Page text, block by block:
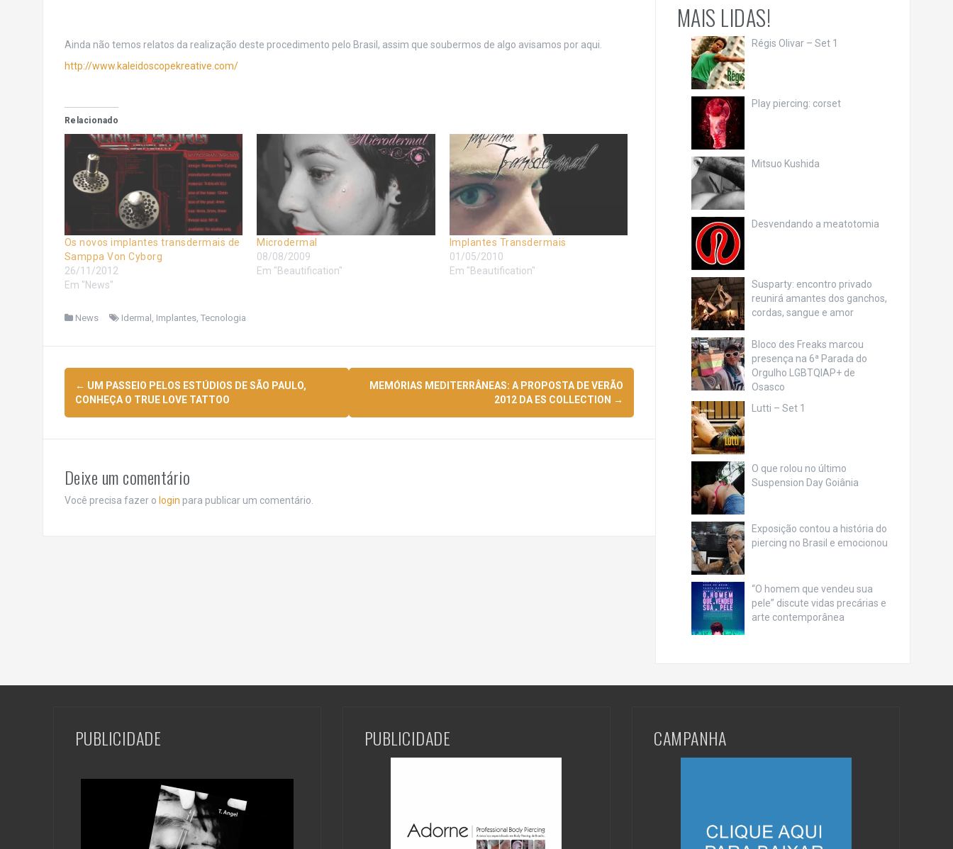
Ainda não temos relatos da realização deste procedimento pelo Brasil, assim que soubermos de algo avisamos por aqui.
http://www.kaleidoscopekreative.com/
Relacionado
Os novos implantes transdermais de
Samppa Von Cyborg
26/11/2012
Em "News"
Microdermal
08/08/2009
Em "Beautification"
Implantes Transdermais
01/05/2010
Em "Beautification"
News Idermal , Implantes, Tecnologia
Navegação
de
← UM PASSEIO PELOS ESTÚDIOS DE SÃO PAULO,
CONHEÇA O TRUE LOVE TATTOO
MEMÓRIAS MEDITERRÂNEAS: A PROPOSTA DE VERÃO
2012 DA ES COLLECTION →
Deixe um comentário
Você precisa fazer o login para publicar um comentário.
MAIS LIDAS!
Régis Olivar – Set 1
Play piercing: corset
Mitsuo Kushida
Desvendando a meatotomia
Susparty: encontro privado
reunirá amantes dos ganchos,
cordas, sangue e amor
Bloco des Freaks marcou
presença na 6ª Parada do
Orgulho LGBTQIAP+ de
Osasco
Lutti – Set 1
O que rolou no último
Suspension Day Goiânia
Exposição contou a história do
piercing no Brasil e emocionou
“O homem que vendeu sua
pele” discute vidas precárias e
arte contemporânea
PUBLICIDADE PUBLICIDADE CAMPANHA